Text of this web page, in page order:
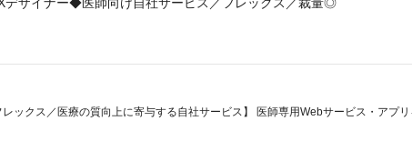
レックス／医療の質向上に寄与する自社サービス】 医師専用Webサービス・アプ